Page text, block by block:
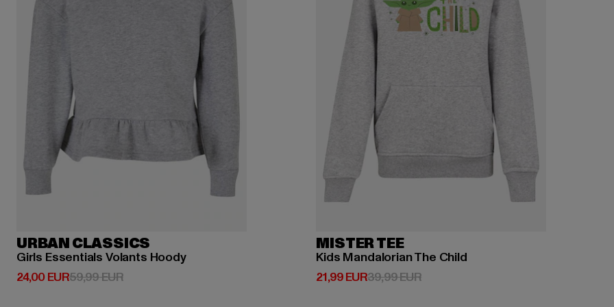
URBAN CLASSICS
Girls Essentials Volants Hoody
24,00 EUR
Derzeitiger Preis: 24,00 EUR
59,99 EURAktionspreis: 59,99 EUR
MISTER TEE
Kids Mandalorian The Child
21,99 EUR
Derzeitiger Preis: 21,99 EUR
39,99 EURAktionspreis: 39,99 EUR